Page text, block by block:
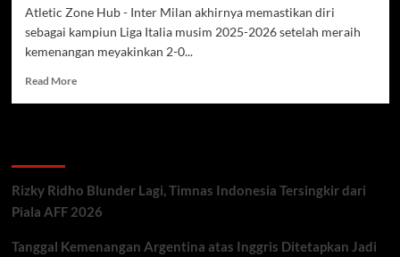
Atletic Zone Hub - Inter Milan akhirnya memastikan diri
sebagai kampiun Liga Italia musim 2025-2026 setelah meraih
kemenangan meyakinkan 2-0...
Read MoreRead
Italia
2026
Kalahkan
Rizky Ridho Blunder Lagi, Timnas Indonesia Tersingkir dari
Piala AFF 2026
Tanggal Kemenangan Argentina atas Inggris Ditetapkan Jadi